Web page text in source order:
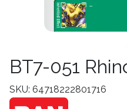
BT7-051
SKU: 64718222801716